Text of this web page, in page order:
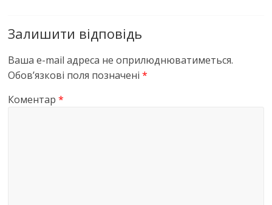
Залишити відповідь
Ваша e-mail адреса не оприлюднюватиметься.
Обов’язкові поля позначені*
Коментар*